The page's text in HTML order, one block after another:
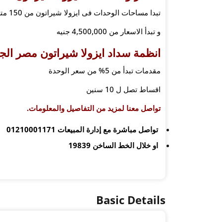
تبدا مساحات الوحدات فى ايزولا شيراتون من 150 متر الى 300 متر
و تبدأ الاسعار من 4,500,000 جنيه
انظمة سداد ايزولا شيراتون مصر
مقدمات تبدأ من 5% من سعر الوحدة
اقساط تصل ل 10 سنين
تواصل معنا لمزيد من التفاصيل والمعلومات.
تواصل مباشرة مع إدارة المبيعات 01210001171
او خلال الخط الساخن 19839
Basic Details